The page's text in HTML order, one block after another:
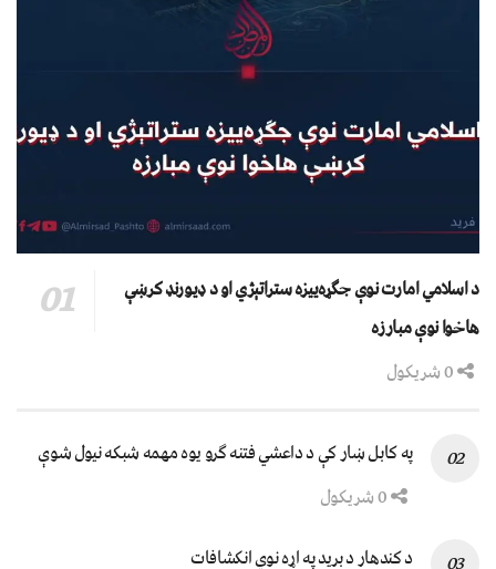
د اسلامي امارت نوې جګړه‌ییزه ستراتېژي او د ډیورنډ کرښې
هاخوا نوې مبارزه
په کابل ښار کې د داعشي فتنه ګرو يوه مهمه شبکه نيول شوې
د کندهار د برید په اړه نوي انکشافات